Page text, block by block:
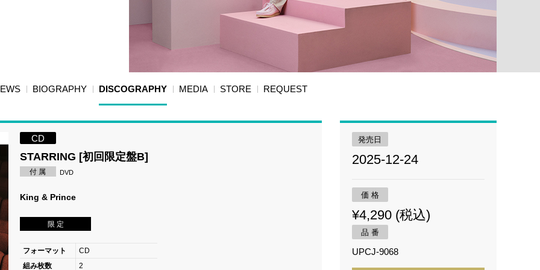
BIOGRAPHY DISCOGRAPHY MEDIA STORE REQUEST
CD
STARRING [初回限定盤B]
付 属 DVD
King & Prince
限 定
フォーマット
CD
組み枚数
2
発売日
2025-12-24
価 格
¥4,290 (税込)
品 番
UPCJ-9068